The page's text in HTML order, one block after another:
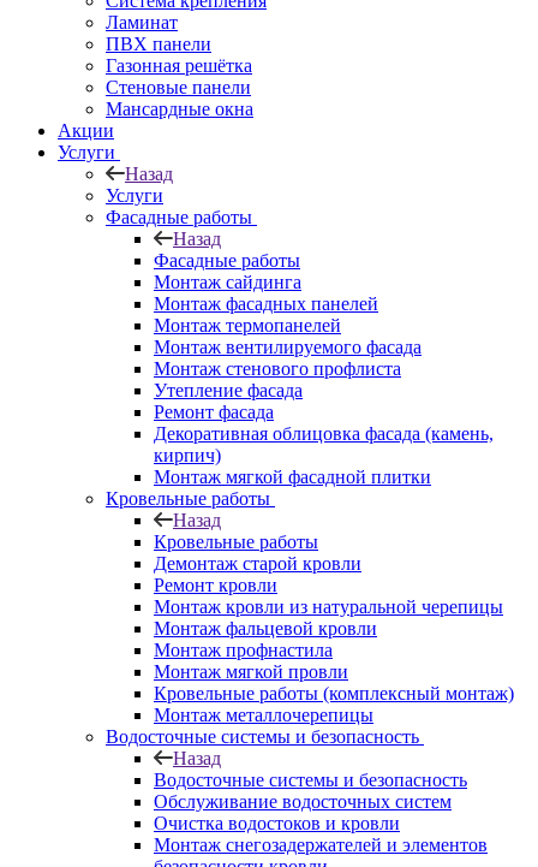
Ламинат
ПВХ панели
Газонная решётка
Стеновые панели
Мансардные окна
Акции
Услуги
Назад
Услуги
Фасадные работы
Назад
Фасадные работы
Монтаж сайдинга
Монтаж фасадных панелей
Монтаж термопанелей
Монтаж вентилируемого фасада
Монтаж стенового профлиста
Утепление фасада
Ремонт фасада
Декоративная облицовка фасада (камень,
кирпич)
Монтаж мягкой фасадной плитки
Кровельные работы
Назад
Кровельные работы
Демонтаж старой кровли
Ремонт кровли
Монтаж кровли из натуральной черепицы
Монтаж фальцевой кровли
Монтаж профнастила
Монтаж мягкой провли
Кровельные работы (комплексный монтаж)
Монтаж металлочерепицы
Водосточные системы и безопасность
Назад
Водосточные системы и безопасность
Обслуживание водосточных систем
Очистка водостоков и кровли
Монтаж снегозадержателей и элементов